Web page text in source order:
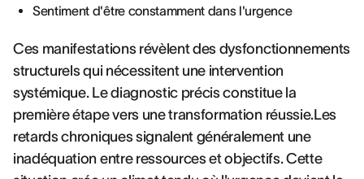
Sentiment d'être constamment dans l'urgence
Ces manifestations révèlent des dysfonctionnements
structurels qui nécessitent une intervention
systémique. Le diagnostic précis constitue la
première étape vers une transformation réussie.Les
retards chroniques signalent généralement une
inadéquation entre ressources et objectifs. Cette